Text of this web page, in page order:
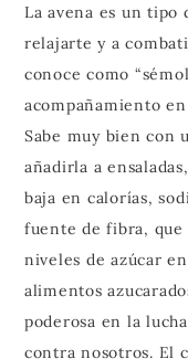
La avena es un tipo
relajarte y a
conoce como
acompañamiento
Sabe muy bien con
añadirla a
baja en calorías,
fuente de fibra, que
niveles de azúcar
alimentos
poderosa en la
contra nosotros. El